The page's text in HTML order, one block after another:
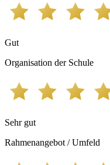
Gut
Organisation der Schule
Sehr gut
Rahmenangebot / Umfeld